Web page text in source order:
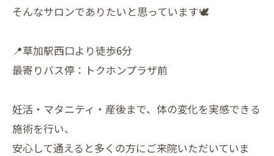
そんなサロンでありたいと思っています🕊
📍草加駅西口より徒歩6分
最寄りバス停：トクホンプラザ前
妊活・マタニティ・産後まで、体の変化を実感できる
施術を行い、
安心して通えると多くの方にご来院いただいていま